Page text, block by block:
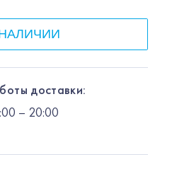
доставки:
– 20:00